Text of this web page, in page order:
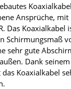
Ansprüche,
Das Koaxialkabel
Schirmungsmaß
sehr gute
Dank
Koaxialkabel